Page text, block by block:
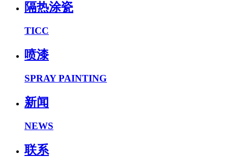
隔热涂瓷
TICC
喷漆
SPRAY PAINTING
新闻
NEWS
联系